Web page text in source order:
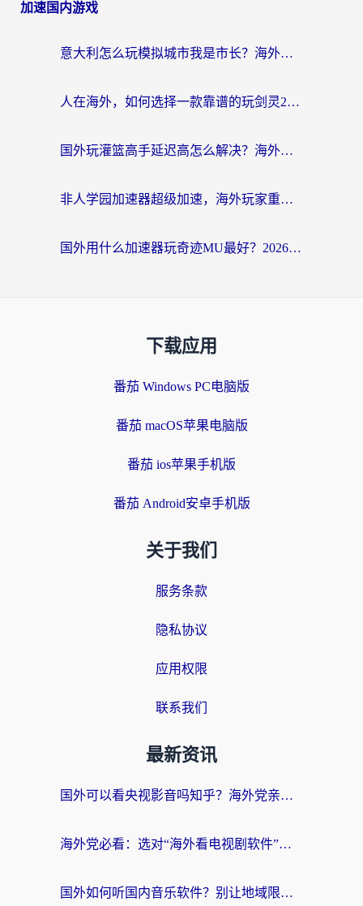
加速国内游戏
意大利怎么玩模拟城市我是市长？海外党国服游戏加速终极攻略（附三国3量子特攻解决办法）
人在海外，如何选择一款靠谱的玩剑灵2加速器？
国外玩灌篮高手延迟高怎么解决？海外玩家国服游戏加速终极指南
非人学园加速器超级加速，海外玩家重返国服的通行证
国外用什么加速器玩奇迹MU最好？2026海外玩家国服游戏加速全攻略
下载应用
番茄 Windows PC电脑版
番茄 macOS苹果电脑版
番茄 ios苹果手机版
番茄 Android安卓手机版
关于我们
服务条款
隐私协议
应用权限
联系我们
最新资讯
国外可以看央视影音吗知乎？海外党亲测有效的回国加速方案
海外党必看：选对“海外看电视剧软件”，再也不用愁国内剧刷不了
国外如何听国内音乐软件？别让地域限制，断了你的中文歌单